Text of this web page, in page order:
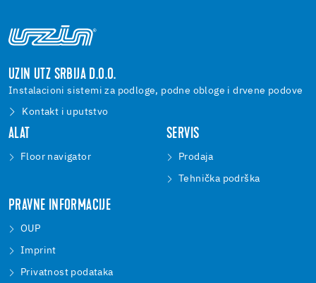
UZIN UTZ SRBIJA D.O.O.
Instalacioni sistemi za podloge, podne obloge i drvene podove
Kontakt i uputstvo
ALAT
Floor navigator
SERVIS
Prodaja
Tehnička podrška
PRAVNE INFORMACIJE
OUP
Imprint
Privatnost podataka